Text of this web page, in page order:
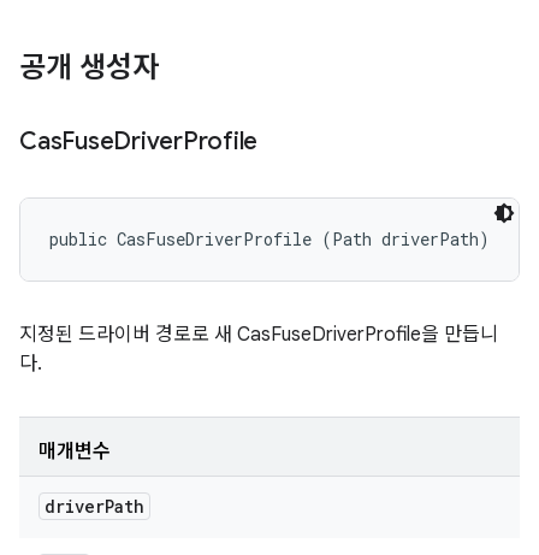
공개 생성자
CasFuseDriverProfile
public CasFuseDriverProfile (Path driverPath)
지정된 드라이버 경로로 새 CasFuseDriverProfile을 만듭니
다.
매개변수
driverPath